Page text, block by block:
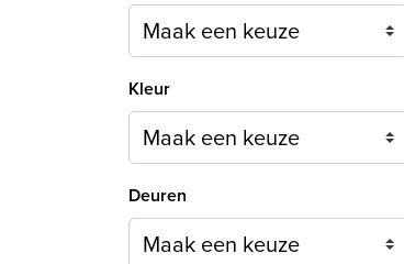
Maak een keuze
Kleur
Maak een keuze
Deuren
Maak een keuze